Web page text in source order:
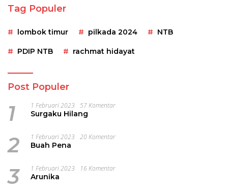
Tag Populer
lombok timur pilkada 2024 NTB
PDIP NTB rachmat hidayat
Post Populer
1 1 Februari 2023 57 Komentar
Surgaku Hilang
2 1 Februari 2023 20 Komentar
Buah Pena
3 1 Februari 2023 16 Komentar
Arunika